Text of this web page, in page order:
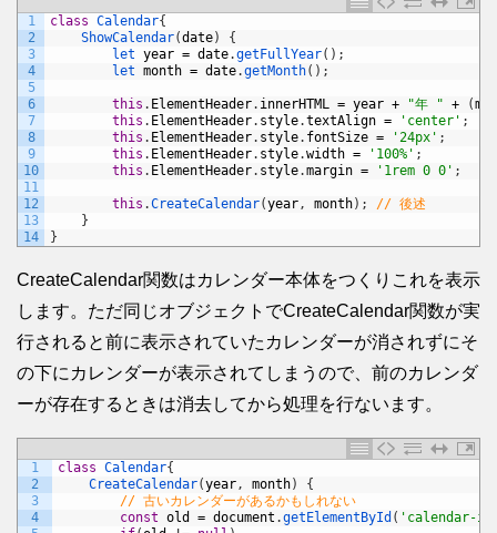
1
2
3
4
5
6
7
8
9
10
11
12
13
14
class Calendar{
ShowCalendar(date)
{
let year = date.getFullYear( ) ;
let month = date.getMonth( ) ;
this . ElementHeader. innerHTML = year + "年 " + (
this . ElementHeader. style.textAlign = 'center' ;
this . ElementHeader. style. fontSize = '24px' ;
this . ElementHeader. style.width = '100%' ;
this . ElementHeader. style.margin = '1rem 0 0' ;
this .CreateCalendar(year, month) ;
// 後述
}
}
CreateCalendar関数はカレンダー本体をつくりこれを表示
します。ただ同じオブジェクトでCreateCalendar関数が実
行されると前に表示されていたカレンダーが消されずにそ
の下にカレンダーが表示されてしまうので、前のカレンダ
ーが存在するときは消去してから処理を行ないます。
1
2
3
4
class Calendar{
CreateCalendar(year, month)
{
// 古いカレンダーがあるかもしれない
const old = document .getElementById ( 'calendar-